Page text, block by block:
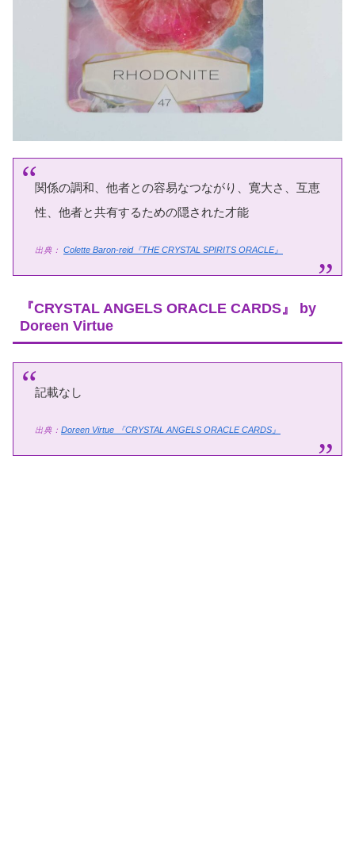
関係の調和、他者との容易なつながり、寛大さ、互恵
性、他者と共有するための隠された才能
出典： Colette Baron-reid『THE CRYSTAL SPIRITS ORACLE』
『CRYSTAL ANGELS ORACLE CARDS』 by
Doreen Virtue
記載なし
出典： Doreen Virtue 『CRYSTAL ANGELS ORACLE CARDS』